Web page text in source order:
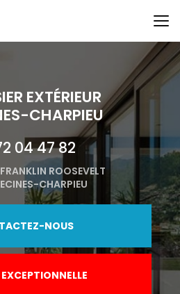
EXTÉRIEUR
CHARPIEU
04 47 82
ROOSEVELT
CHARPIEU
NOUS